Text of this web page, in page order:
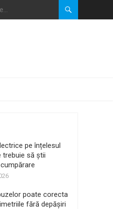
pe înțelesul
trebuie să știi
poate corecta
fără depășiri